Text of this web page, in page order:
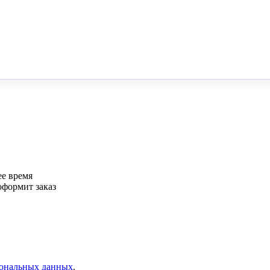
время
заказ
данных.